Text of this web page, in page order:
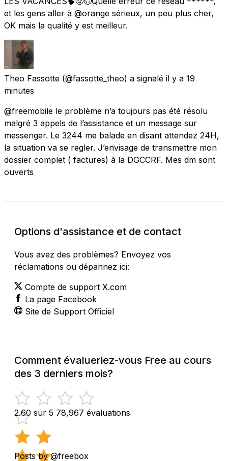
et les gens aller à @orange sérieux, un peu plus cher,
OK mais la qualité y est meilleur.
Theo Fassotte (@fassotte_theo) a signalé il y a 19
minutes
@freemobile le problème n’a toujours pas été résolu
malgré 3 appels de l’assistance et un message sur
messenger. Le 3244 me balade en disant attendez 24H,
la situation va se regler. J’envisage de transmettre mon
dossier complet ( factures) à la DGCCRF. Mes dm sont
ouverts
Options d'assistance et de contact
Vous avez des problèmes? Envoyez vos
réclamations ou dépannez ici:
Compte de support X.com
La page Facebook
Site de Support Officiel
Comment évalueriez-vous Free au cours
des 3 derniers mois?
2.60 sur 5 78,967 évaluations
Posts by @freebox